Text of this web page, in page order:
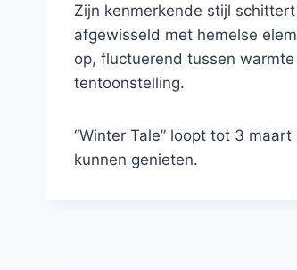
Zijn kenmerkende stijl
afgewisseld met hemelse
op, fluctuerend tussen
tentoonstelling.
“Winter Tale” loopt tot 3
kunnen genieten.